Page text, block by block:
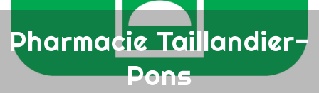
Pharmacie Taillandier-
Pons